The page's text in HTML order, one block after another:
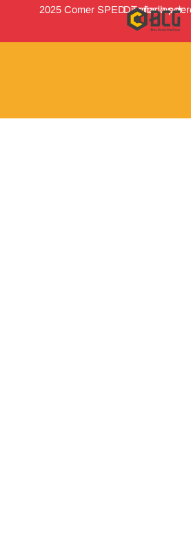
b
o
o
k
a
g
r
a
o
2025 Comer SPED. Todos los
Diseñado por: